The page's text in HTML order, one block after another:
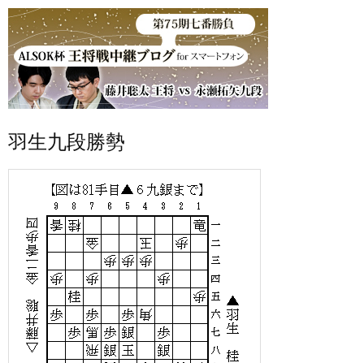
羽生九段勝勢